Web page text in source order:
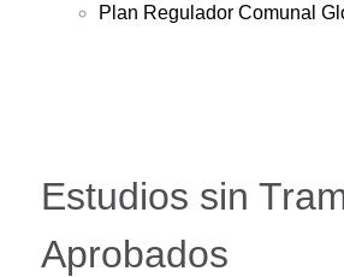
Plan Regulador Comunal
Estudios sin
Aprobados